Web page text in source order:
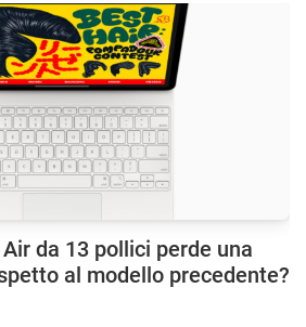
da 13 pollici perde una
al modello precedente?